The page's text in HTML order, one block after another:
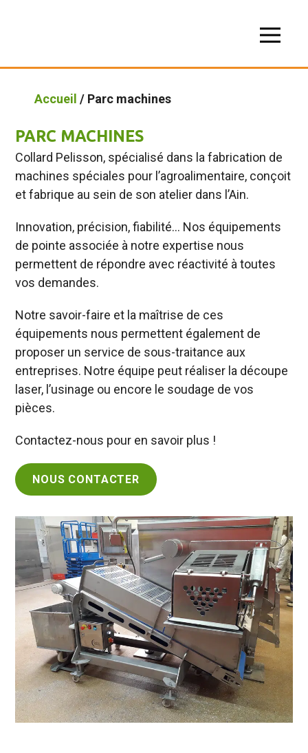
Accueil / Parc machines
PARC MACHINES
Collard Pelisson, spécialisé dans la fabrication de
machines spéciales pour l’agroalimentaire, conçoit
et fabrique au sein de son atelier dans l’Ain.
Innovation, précision, fiabilité… Nos équipements
de pointe associée à notre expertise nous
permettent de répondre avec réactivité à toutes
vos demandes.
Notre savoir-faire et la maîtrise de ces
équipements nous permettent également de
proposer un service de sous-traitance aux
entreprises. Notre équipe peut réaliser la découpe
laser, l’usinage ou encore le soudage de vos
pièces.
Contactez-nous pour en savoir plus !
NOUS CONTACTER